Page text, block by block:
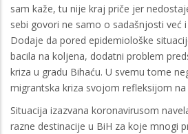
sam kaže, tu nije kraj priče jer
sebi govori ne samo o sadašnjosti već
Dodaje da pored epidemiološke
bacila na koljena, dodatni problem
kriza u gradu Bihaću. U svemu tome
migrantska kriza svojom refleksijom
Situacija izazvana koronavirusom
razne destinacije u BiH za koje mnogi